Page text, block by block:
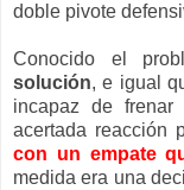
doble pivote
Conocido el
solución, e igual
incapaz de
acertada reacción
con un empate
medida era una